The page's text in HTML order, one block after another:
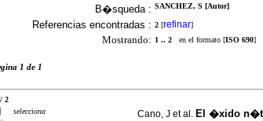
B�squeda : SANCHEZ, S [Autor]
Referencias encontradas : 2 [refinar]
Mostrando: 1 .. 2 en el formato [ISO 690]
1 de 1
2
selecciona
Cano, J et al. El �xido